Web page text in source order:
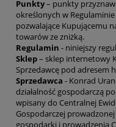
Punkty– punkty
określonych w
pozwalające Kupującemu
towarów ze zniżką.
Regulamin - niniejszy
Sklep– sklep internetowy
Sprzedawcę pod adresem
Sprzedawca - Konrad
działalność gospodarczą
wpisany do Centralnej
Gospodarczej
gospodarki i prowadzenia